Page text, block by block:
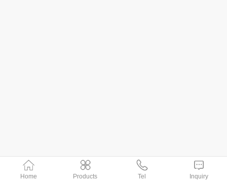
Home Products Tel Inquiry